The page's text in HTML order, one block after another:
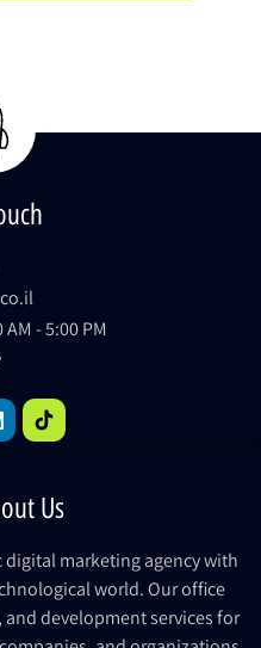
- 5:00 PM
Us
digital marketing agency with
world. Our office
development services for